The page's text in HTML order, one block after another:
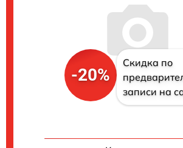
-20%
Скидка по
записи на